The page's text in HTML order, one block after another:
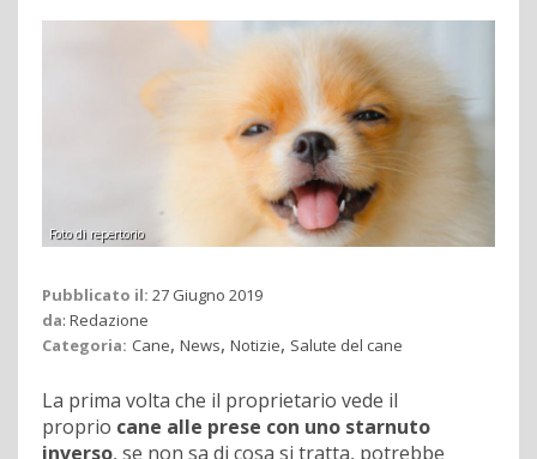
Foto di repertorio
Pubblicato il: 27 Giugno 2019
da: Redazione
Categoria: Cane, News, Notizie, Salute del cane
La prima volta che il proprietario vede il
proprio cane alle prese con uno starnuto
inverso, se non sa di cosa si tratta, potrebbe